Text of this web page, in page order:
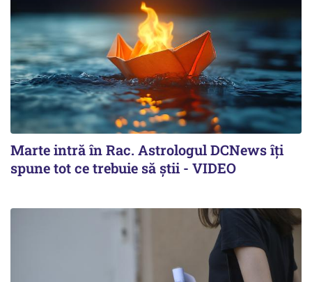
Marte intră în Rac. Astrologul DCNews îți
spune tot ce trebuie să știi - VIDEO